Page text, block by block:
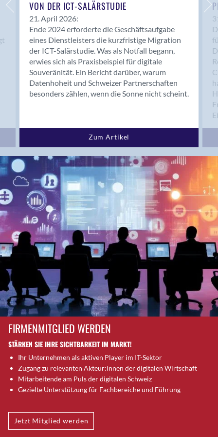
Bern 15
Bern 22
Bern 65
Bern 9
Bern-Zollikofen
Biel/Bienne
Binningen
Bolligen
Bremgarten bei Bern
Brig
Brig-Glis
Bronschhofen
Brugg
Brugg AG
Brütten
Bubendorf
Bubikon
Burgdorf
Bäretswil
Bülach
Cazis
Cham
Chur
Crissier
Davos Platz
Dietikon
Dietlikon
VON DER ICT-SALÄRSTUDIE
21. April 2026:
Ende 2024 erforderte die Geschäftsaufgabe
eines Dienstleisters die kurzfristige Migration
der ICT-Salärstudie. Was als Notfall begann,
erwies sich als Praxisbeispiel für digitale
Souveränität. Ein Bericht darüber, warum
Datenhoheit und Schweizer Partnerschaften
besonders zählen, wenn die Sonne nicht scheint.
Zum Artikel
FIRMENMITGLIED WERDEN
STÄRKEN SIE IHRE SICHTBARKEIT IM MARKT!
Ihr Unternehmen als aktiven Player im IT-Sektor
Zugang zu relevanten Akteur:innen der digitalen Wirtschaft
Mitarbeitende am Puls der digitalen Schweiz
Gezielte Unterstützung für Fachbereiche und Führung
Jetzt Mitglied werden